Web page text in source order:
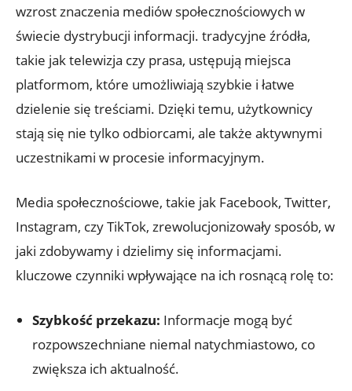
wzrost znaczenia mediów społecznościowych w
świecie dystrybucji informacji. tradycyjne źródła,
takie jak telewizja czy prasa, ustępują miejsca
platformom, które umożliwiają szybkie i łatwe
dzielenie się treściami. Dzięki temu, użytkownicy
stają się nie tylko odbiorcami, ale także aktywnymi
uczestnikami w procesie informacyjnym.
Media społecznościowe, takie jak Facebook, Twitter,
Instagram, czy TikTok, zrewolucjonizowały sposób, w
jaki zdobywamy i dzielimy się informacjami.
kluczowe czynniki wpływające na ich rosnącą rolę to:
Szybkość przekazu: Informacje mogą być
rozpowszechniane niemal natychmiastowo, co
zwiększa ich aktualność.